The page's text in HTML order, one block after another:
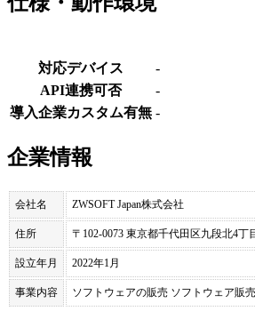
対応デバイス
-
API連携可否
-
導入企業カスタム有無 -
企業情報
会社名 ZWSOFT Japan株式会社
住所 〒102-0073 東京都千代田区九段北4
設立年月 2022年1月
事業内容 ソフトウェアの販売 ソフトウェア販